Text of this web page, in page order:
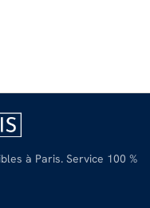
à Paris. Service 100 %